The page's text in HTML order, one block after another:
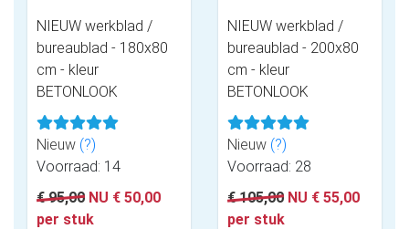
NIEUW werkblad /
bureaublad - 180x80
cm - kleur
BETONLOOK
Nieuw (?)
Voorraad: 14
€ 95,00 NU € 50,00
per stuk
NIEUW werkblad /
bureaublad - 200x80
cm - kleur
BETONLOOK
Nieuw (?)
Voorraad: 28
€ 105,00 NU € 55,00
per stuk